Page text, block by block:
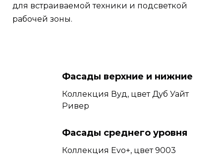
для встраиваемой техники и подсветкой
рабочей зоны.
Фасады верхние и нижние
Коллекция Вуд, цвет Дуб Уайт
Ривер
Фасады среднего уровня
Коллекция Evo+, цвет 9003